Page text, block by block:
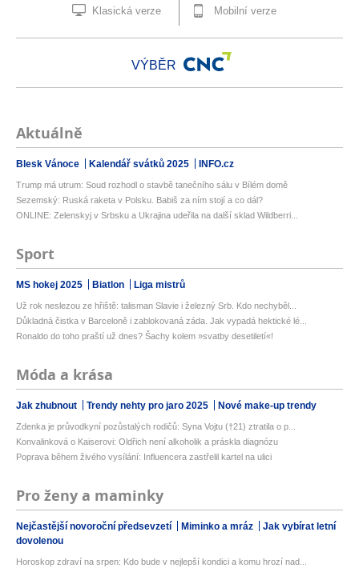
Klasická verze Mobilní verze
VÝBĚR
Aktuálně
Blesk Vánoce Kalendář svátků 2025 INFO.cz
Trump má utrum: Soud rozhodl o stavbě tanečního sálu v Bílém domě
Sezemský: Ruská raketa v Polsku. Babiš za ním stojí a co dál?
ONLINE: Zelenskyj v Srbsku a Ukrajina udeřila na další sklad Wildberri...
Sport
MS hokej 2025 Biatlon Liga mistrů
Už rok neslezou ze hřiště: talisman Slavie i železný Srb. Kdo nechyběl...
Důkladná čistka v Barceloně i zablokovaná záda. Jak vypadá hektické lé...
Ronaldo do toho praští už dnes? Šachy kolem »svatby desetiletí«!
Móda a krása
Jak zhubnout Trendy nehty pro jaro 2025 Nové make-up trendy
Zdenka je průvodkyní pozůstalých rodičů: Syna Vojtu (†21) ztratila o p...
Konvalinková o Kaiserovi: Oldřich není alkoholik a práskla diagnózu
Poprava během živého vysílání: Influencera zastřelil kartel na ulici
Pro ženy a maminky
Nejčastější novoroční předsevzetí Miminko a mráz
Jak vybírat letní
dovolenou
Horoskop zdraví na srpen: Kdo bude v nejlepší kondici a komu hrozí nad...